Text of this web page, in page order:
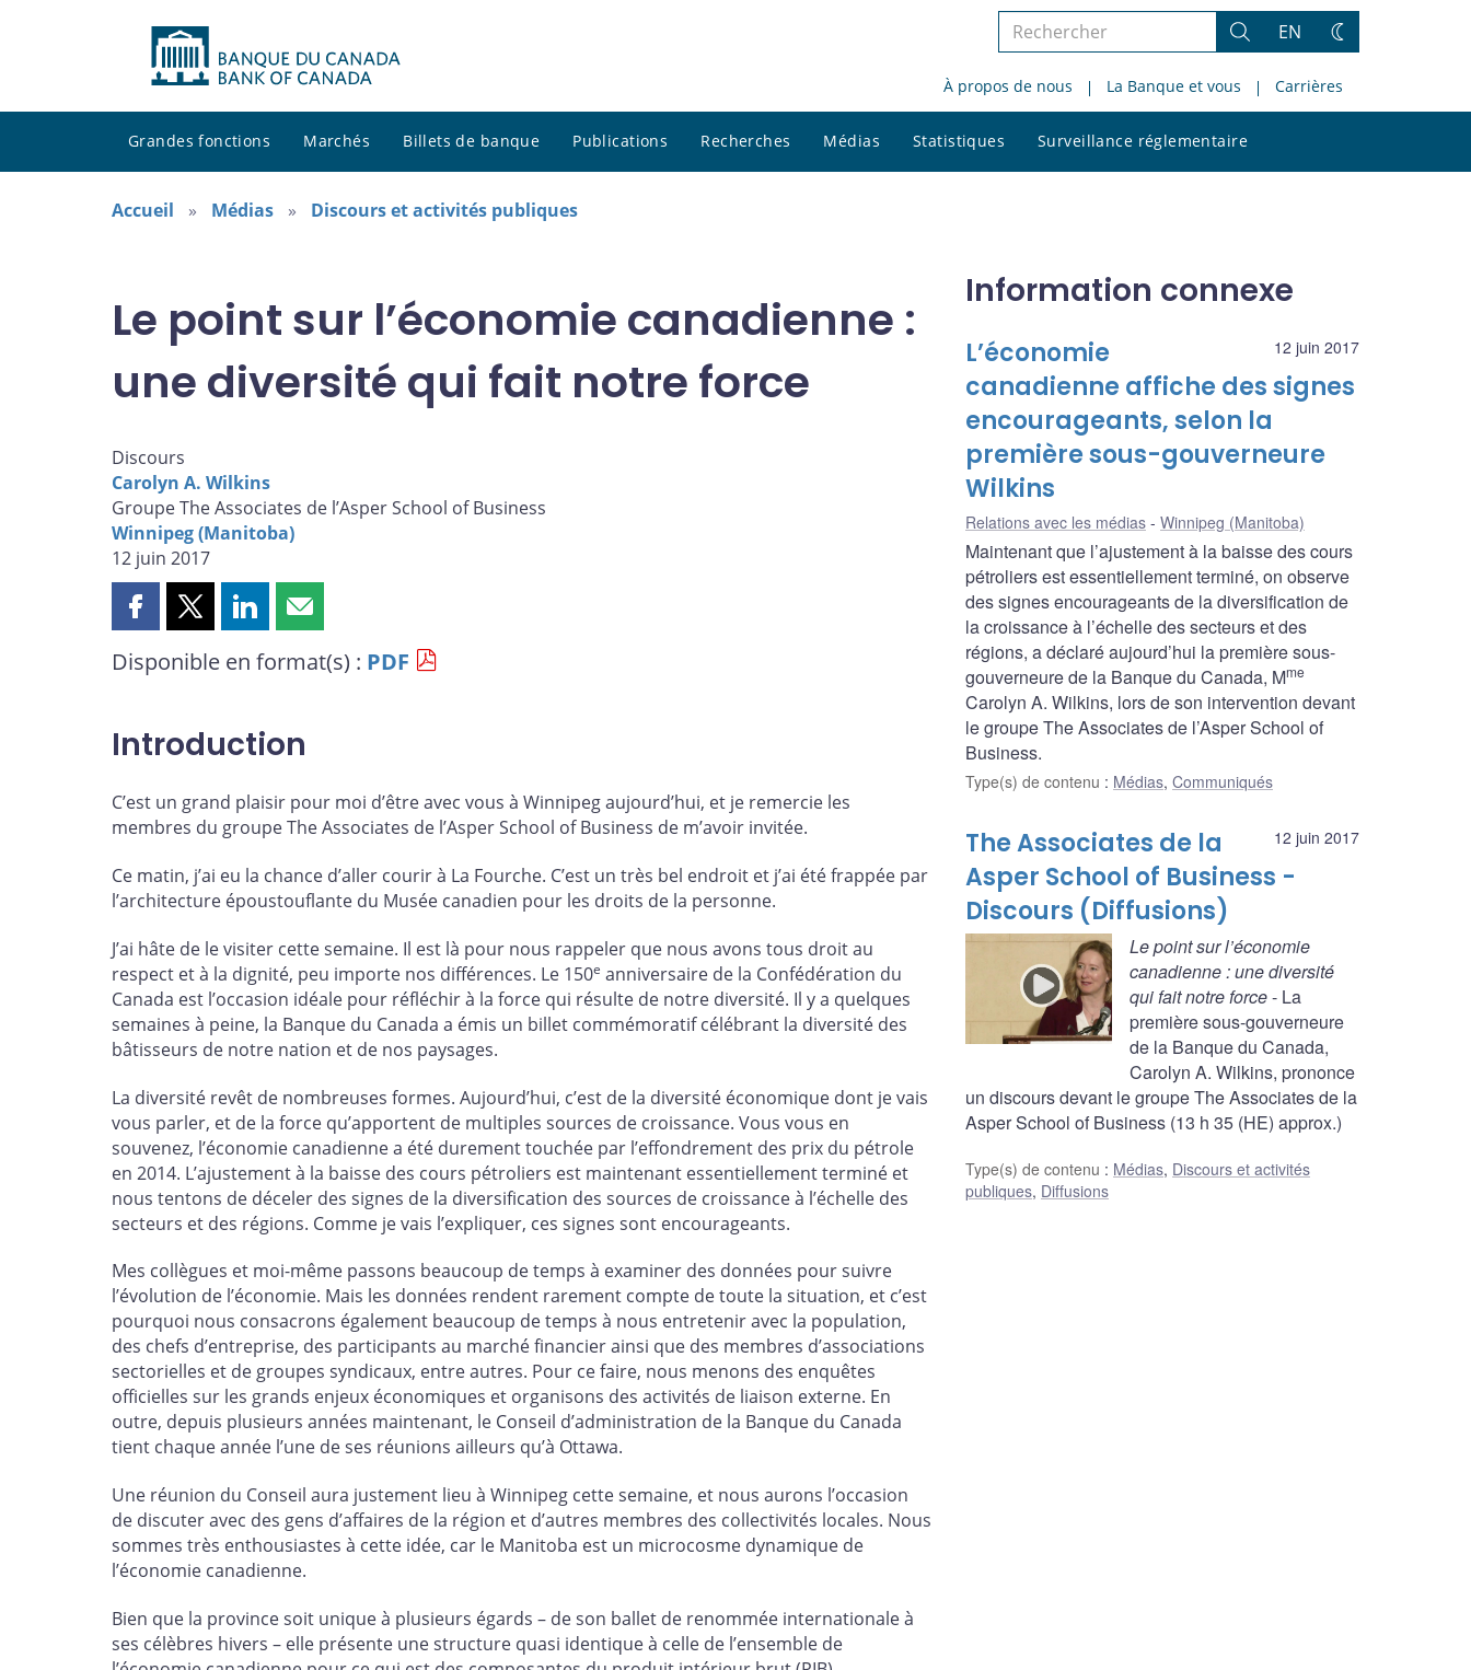
Rechercher
le
site
Rechercher
EN
Changez
thème
À propos de nous La Banque et vous Carrières
Grandes fonctions Marchés Billets de banque Publications Recherches Médias Statistiques Surveillance réglementaire
le
Accueil Médias Discours et activités publiques
Le point sur l’économie canadienne :
une diversité qui fait notre force
Discours
Carolyn A. Wilkins
Groupe The Associates de l’Asper School of Business
Winnipeg (Manitoba)
12 juin 2017
Partager
page
Partager
page
Partager
page
Partager
page
Disponible en format(s) : PDF
Introduction
C’est un grand plaisir pour moi d’être avec vous à Winnipeg aujourd’hui, et je remercie les
membres du groupe The Associates de l’Asper School of Business de m’avoir invitée.
Ce matin, j’ai eu la chance d’aller courir à La Fourche. C’est un très bel endroit et j’ai été frappée par
l’architecture époustouflante du Musée canadien pour les droits de la personne.
J’ai hâte de le visiter cette semaine. Il est là pour nous rappeler que nous avons tous droit au
respect et à la dignité, peu importe nos différences. Le 150e anniversaire de la Confédération du
Canada est l’occasion idéale pour réfléchir à la force qui résulte de notre diversité. Il y a quelques
semaines à peine, la Banque du Canada a émis un billet commémoratif célébrant la diversité des
bâtisseurs de notre nation et de nos paysages.
La diversité revêt de nombreuses formes. Aujourd’hui, c’est de la diversité économique dont je vais
vous parler, et de la force qu’apportent de multiples sources de croissance. Vous vous en
souvenez, l’économie canadienne a été durement touchée par l’effondrement des prix du pétrole
en 2014. L’ajustement à la baisse des cours pétroliers est maintenant essentiellement terminé et
nous tentons de déceler des signes de la diversification des sources de croissance à l’échelle des
secteurs et des régions. Comme je vais l’expliquer, ces signes sont encourageants.
Mes collègues et moi-même passons beaucoup de temps à examiner des données pour suivre
l’évolution de l’économie. Mais les données rendent rarement compte de toute la situation, et c’est
pourquoi nous consacrons également beaucoup de temps à nous entretenir avec la population,
des chefs d’entreprise, des participants au marché financier ainsi que des membres d’associations
sectorielles et de groupes syndicaux, entre autres. Pour ce faire, nous menons des enquêtes
officielles sur les grands enjeux économiques et organisons des activités de liaison externe. En
outre, depuis plusieurs années maintenant, le Conseil d’administration de la Banque du Canada
tient chaque année l’une de ses réunions ailleurs qu’à Ottawa.
Une réunion du Conseil aura justement lieu à Winnipeg cette semaine, et nous aurons l’occasion
de discuter avec des gens d’affaires de la région et d’autres membres des collectivités locales. Nous
sommes très enthousiastes à cette idée, car le Manitoba est un microcosme dynamique de
l’économie canadienne.
Bien que la province soit unique à plusieurs égards – de son ballet de renommée internationale à
ses célèbres hivers – elle présente une structure quasi identique à celle de l’ensemble de
Information connexe
12 juin 2017
L’économie
canadienne affiche des signes
encourageants, selon la
première sous-gouverneure
Wilkins
Relations avec les médias Winnipeg (Manitoba)
Maintenant que l’ajustement à la baisse des cours
pétroliers est essentiellement terminé, on observe
des signes encourageants de la diversification de
la croissance à l’échelle des secteurs et des
régions, a déclaré aujourd’hui la première sous-
gouverneure de la Banque du Canada, Mme
Carolyn A. Wilkins, lors de son intervention devant
le groupe The Associates de l’Asper School of
Business.
Type(s) de contenu : Médias, Communiqués
12 juin 2017
The Associates de la
Asper School of Business -
Discours (Diffusions)
Le point sur l’économie
canadienne : une diversité
qui fait notre force- La
première sous-gouverneure
de la Banque du Canada,
Carolyn A. Wilkins, prononce
un discours devant le groupe The Associates de la
Asper School of Business (13 h 35 (HE) approx.)
Type(s) de contenu : Médias, Discours et activités
publiques, Diffusions